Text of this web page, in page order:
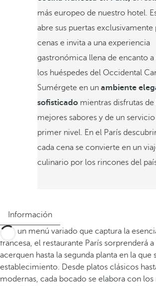
más europeo de nuestro hotel.
abre sus puertas exclusivamente
cenas e invita a una experiencia
gastronómica llena de encanto
los huéspedes del Occidental
Sumérgete en un ambiente
sofisticadomientras disfrutas de
mejores sabores y de un servicio
primer nivel. En el París
cada cena se convierte en un
culinario por los rincones del
Información
Con un menú variado que captura la
francesa, el restaurante París sorprenderá
acerquen hasta la segunda planta en la que
establecimiento. Desde platos clásicos
modernas, cada bocado se elabora con